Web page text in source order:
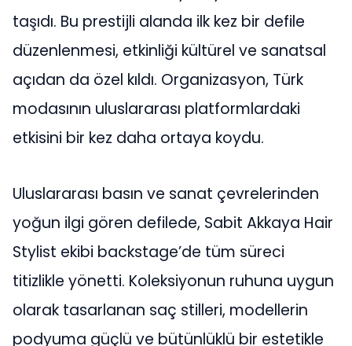
taşıdı. Bu prestijli alanda ilk kez bir defile
düzenlenmesi, etkinliği kültürel ve sanatsal
açıdan da özel kıldı. Organizasyon, Türk
modasının uluslararası platformlardaki
etkisini bir kez daha ortaya koydu.
Uluslararası basın ve sanat çevrelerinden
yoğun ilgi gören defilede, Sabit Akkaya Hair
Stylist ekibi backstage’de tüm süreci
titizlikle yönetti. Koleksiyonun ruhuna uygun
olarak tasarlanan saç stilleri, modellerin
podyuma güçlü ve bütünlüklü bir estetikle